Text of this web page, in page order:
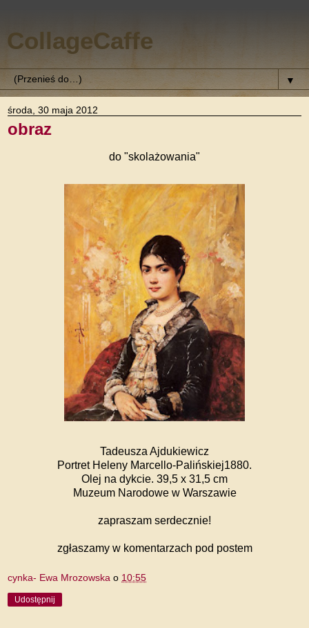
CollageCaffe
▼
środa, 30 maja 2012
obraz
do "skolażowania"
Tadeusza Ajdukiewicz
Portret Heleny Marcello-Palińskiej1880.
Olej na dykcie. 39,5 x 31,5 cm
Muzeum Narodowe w Warszawie
zapraszam serdecznie!
zgłaszamy w komentarzach pod postem
cynka- Ewa Mrozowska o 10:55
Udostępnij